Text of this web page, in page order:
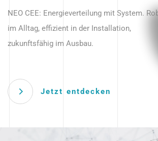
beginnt hier.
NEO CEE: Energieverteilung mit System.
im Alltag, effizient in der Installation,
zukunftsfähig im Ausbau.
Jetzt entdecken
Anwendungen – robust, IP-geschützt und
zukunftsfähig.